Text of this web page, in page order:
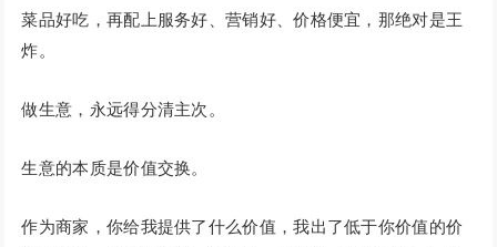
菜品好吃，再配上服务好、营销好、价格便宜，那绝对是王
炸。
做生意，永远得分清主次。
生意的本质是价值交换。
作为商家，你给我提供了什么价值，我出了低于你价值的价